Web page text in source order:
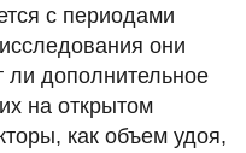
с периодами
они
ли дополнительное
на открытом
как объем удоя,